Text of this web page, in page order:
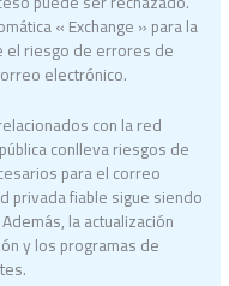
« Exchange » para la
el riesgo de errores de
electrónico.
con la red
conlleva riesgos de
para el correo
privada fiable sigue siendo
la actualización
y los programas de